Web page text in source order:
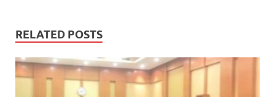
RELATED POSTS